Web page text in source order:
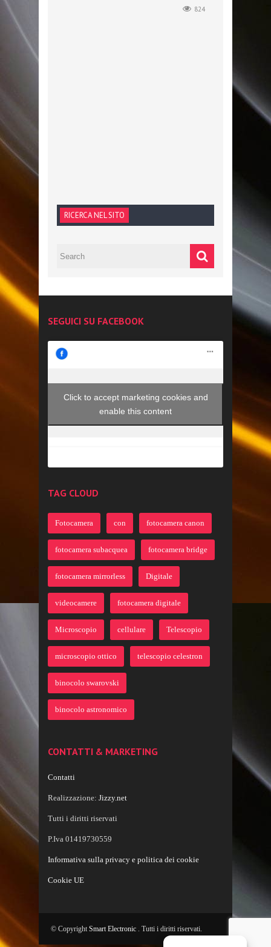
824
RICERCA NEL SITO
SEGUICI SU FACEBOOK
Click to accept marketing cookies and
enable this content
TAG CLOUD
Fotocamera con fotocamera canon
fotocamera subacquea fotocamera bridge
fotocamera mirrorless Digitale
videocamere fotocamera digitale
Microscopio cellulare Telescopio
microscopio ottico telescopio celestron
binocolo swarovski
binocolo astronomico
CONTATTI & MARKETING
Contatti
Realizzazione: Jizzy.net
Tutti i diritti riservati
P.Iva 01419730559
Informativa sulla privacy e politica dei cookie
Cookie UE
© Copyright Smart Electronic . Tutti i diritti riservati.